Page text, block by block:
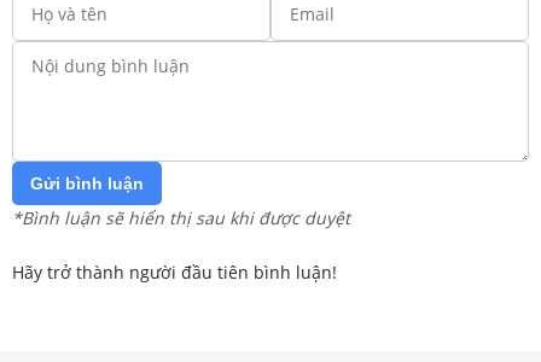
Gửi bình luận
*Bình luận sẽ hiển thị sau khi được duyệt
Hãy trở thành người đầu tiên bình luận!